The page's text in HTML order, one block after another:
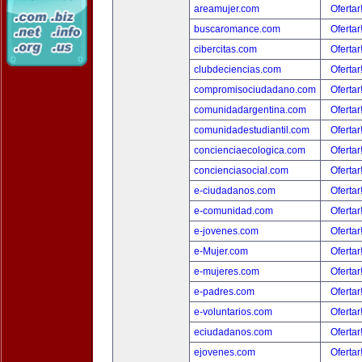
areamujer.com
buscaromance.com
cibercitas.com
clubdeciencias.com
compromisociudadano.com
comunidadargentina.com
comunidadestudiantil.com
concienciaecologica.com
concienciasocial.com
e-ciudadanos.com
e-comunidad.com
e-jovenes.com
e-Mujer.com
e-mujeres.com
e-padres.com
e-voluntarios.com
eciudadanos.com
ejovenes.com